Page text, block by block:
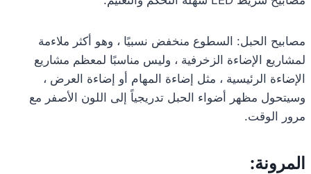
مصابيح الحبل: السطوع منخفض نسبيًا ، وهو أكثر ملاءمة
لمشاريع الإضاءة الزخرفية ، وليس مناسبًا لمعظم مشاريع
الإضاءة الرئيسية ، مثل إضاءة المهام أو إضاءة العرض ،
وسيتحول مظهر أضواء الحبل تدريجياً إلى اللون الأصفر مع
مرور الوقت.
المرونة: